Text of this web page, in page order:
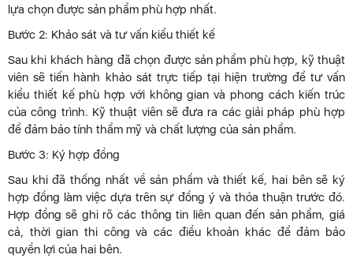
lựa chọn được sản phẩm phù hợp nhất.
Bước 2: Khảo sát và tư vấn kiểu thiết kế
Sau khi khách hàng đã chọn được sản phẩm phù hợp, kỹ thuật
viên sẽ tiến hành khảo sát trực tiếp tại hiện trường để tư vấn
kiểu thiết kế phù hợp với không gian và phong cách kiến trúc
của công trình. Kỹ thuật viên sẽ đưa ra các giải pháp phù hợp
để đảm bảo tính thẩm mỹ và chất lượng của sản phẩm.
Bước 3: Ký hợp đồng
Sau khi đã thống nhất về sản phẩm và thiết kế, hai bên sẽ ký
hợp đồng làm việc dựa trên sự đồng ý và thỏa thuận trước đó.
Hợp đồng sẽ ghi rõ các thông tin liên quan đến sản phẩm, giá
cả, thời gian thi công và các điều khoản khác để đảm bảo
quyền lợi của hai bên.